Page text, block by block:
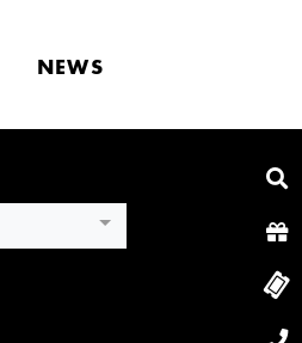
NEWS